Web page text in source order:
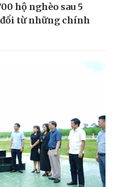
hộ nghèo sau 5
từ những chính